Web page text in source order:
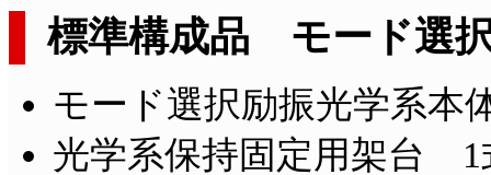
標準構成品 モード選
モード選択励振光学系
光学系保持固定用架台 1